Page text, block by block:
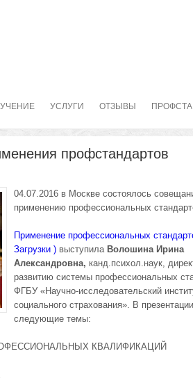
УСЛУГИ ОТЗЫВЫ
профстандартов
04.07.2016 в Москве состоялось
применению профессиональных
Применение профессиональных
Загрузки ) выступила Волошина Ирина
Александровна, канд.психол.наук,
развитию системы профессиональных
ФГБУ «Научно-исследовательский
социального страхования». В
следующие темы:
КВАЛИФИКАЦИЙ